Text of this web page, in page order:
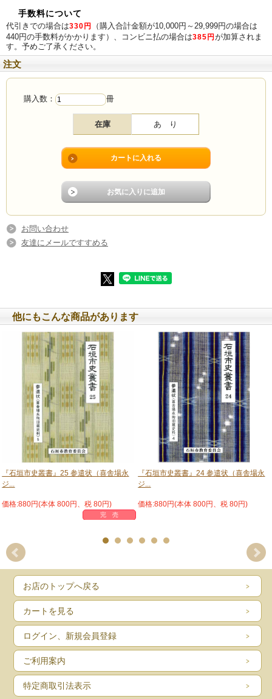
手数料について
代引きでの場合は330円
（購入合計金額が10,000円～29,999円の場合は
440円の手数料がかかります）、コンビニ払の場合は385円 が加算されま
す。予めご了承ください。
注文
購入数： 冊
在庫 あ り
お問い合わせ
友達にメールですすめる
他にもこんな商品があります
『石垣市史叢書』25 参遣状（喜舎場永
ジ...
価格:880円(本体 800円、税 80円)
完 売
『石垣市史叢書』24 参遣状（喜舎場永
ジ...
価格:880円(本体 800円、税 80円)
お店のトップへ戻る
カートを見る
ログイン、新規会員登録
ご利用案内
特定商取引法表示